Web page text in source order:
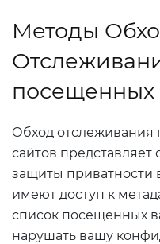
Методы
посещенных
Обход
сайтов
защиты приватности
имеют доступ к
список посещенных
нарушать вашу